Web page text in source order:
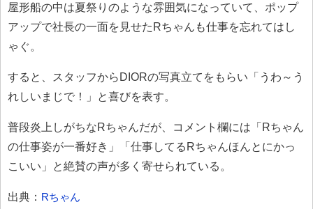
屋形船の中は夏祭りのような雰囲気になっていて、ポップ
アップで社長の一面を見せたRちゃんも仕事を忘れてはし
ゃぐ。
すると、スタッフからDIORの写真立てをもらい「うわ～う
れしいまじで！」と喜びを表す。
普段炎上しがちなRちゃんだが、コメント欄には「Rちゃん
の仕事姿が一番好き」「仕事してるRちゃんほんとにかっ
こいい」と絶賛の声が多く寄せられている。
出典： Rちゃん